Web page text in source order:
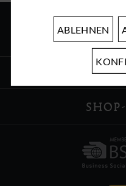
ABLEHNEN